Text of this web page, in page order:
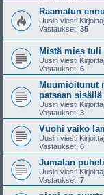
Raamatun
Uusin viesti
Vastaukset: 35
Mistä mies
Uusin viesti
Vastaukset: 6
Muumioitunut
patsaan sisällä
Uusin viesti
Vastaukset: 3
Vuohi vaiko
Uusin viesti
Vastaukset: 6
Jumalan
Uusin viesti
Vastaukset: 7